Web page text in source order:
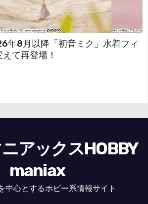
年8月以降「初音ミク」水着フィ
て再登場！
アックスHOBBY
maniax
中心とするホビー系情報サイト